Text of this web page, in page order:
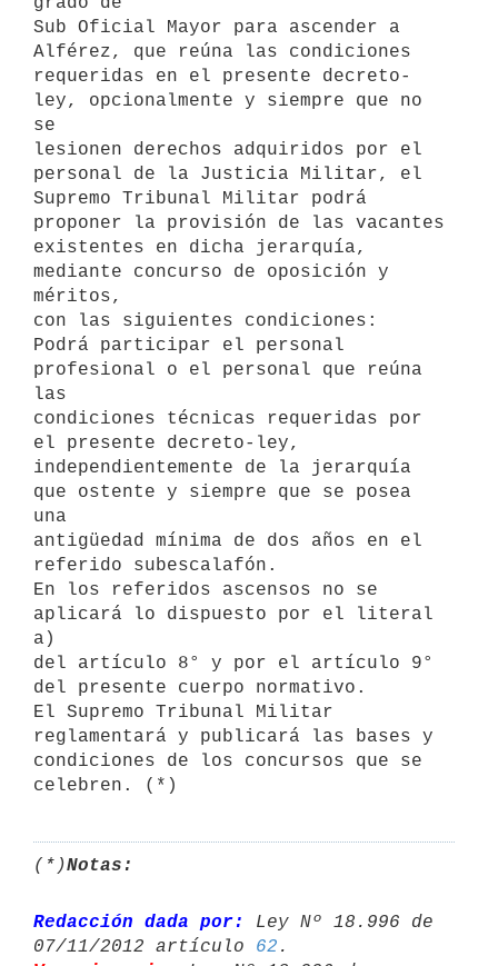
Sub Oficial Mayor para ascender a
Alférez, que reúna las condiciones
requeridas en el presente decreto-
ley, opcionalmente y siempre que no
se
lesionen derechos adquiridos por el
personal de la Justicia Militar, el
Supremo Tribunal Militar podrá
proponer la provisión de las vacantes
existentes en dicha jerarquía,
mediante concurso de oposición y
méritos,
con las siguientes condiciones:
Podrá participar el personal
profesional o el personal que reúna
las
condiciones técnicas requeridas por
el presente decreto-ley,
independientemente de la jerarquía
que ostente y siempre que se posea
una
antigüedad mínima de dos años en el
referido subescalafón.
En los referidos ascensos no se
aplicará lo dispuesto por el literal
a)
del artículo 8° y por el artículo 9°
del presente cuerpo normativo.
El Supremo Tribunal Militar
reglamentará y publicará las bases y
condiciones de los concursos que se
(*)Notas:
Redacción dada por:
Ley Nº 18.996 de
07/11/2012 artículo 62